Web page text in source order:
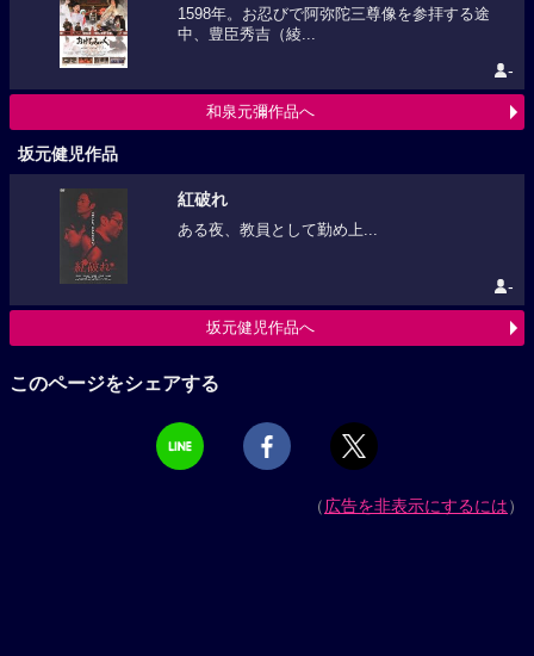
1598年。お忍びで阿弥陀三尊像を参拝する途
中、豊臣秀吉（綾...
-
和泉元彌作品へ
坂元健児作品
紅破れ
ある夜、教員として勤め上...
-
坂元健児作品へ
このページをシェアする
（広告を非表示にするには）